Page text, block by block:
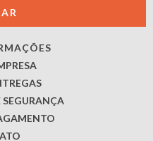
SEGURANÇA